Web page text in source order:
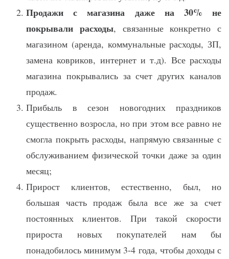
Продажи с магазина даже на 30% не
покрывали расходы, связанные конкретно с
магазином (аренда, коммунальные расходы, ЗП,
замена ковриков, интернет и т.д). Все расходы
магазина покрывались за счет других каналов
продаж.
Прибыль в сезон новогодних праздников
существенно возросла, но при этом все равно не
смогла покрыть расходы, напрямую связанные с
обслуживанием физической точки даже за один
месяц;
Прирост клиентов, естественно, был, но
большая часть продаж была все же за счет
постоянных клиентов. При такой скорости
прироста новых покупателей нам бы
понадобилось минимум 3-4 года, чтобы доходы с